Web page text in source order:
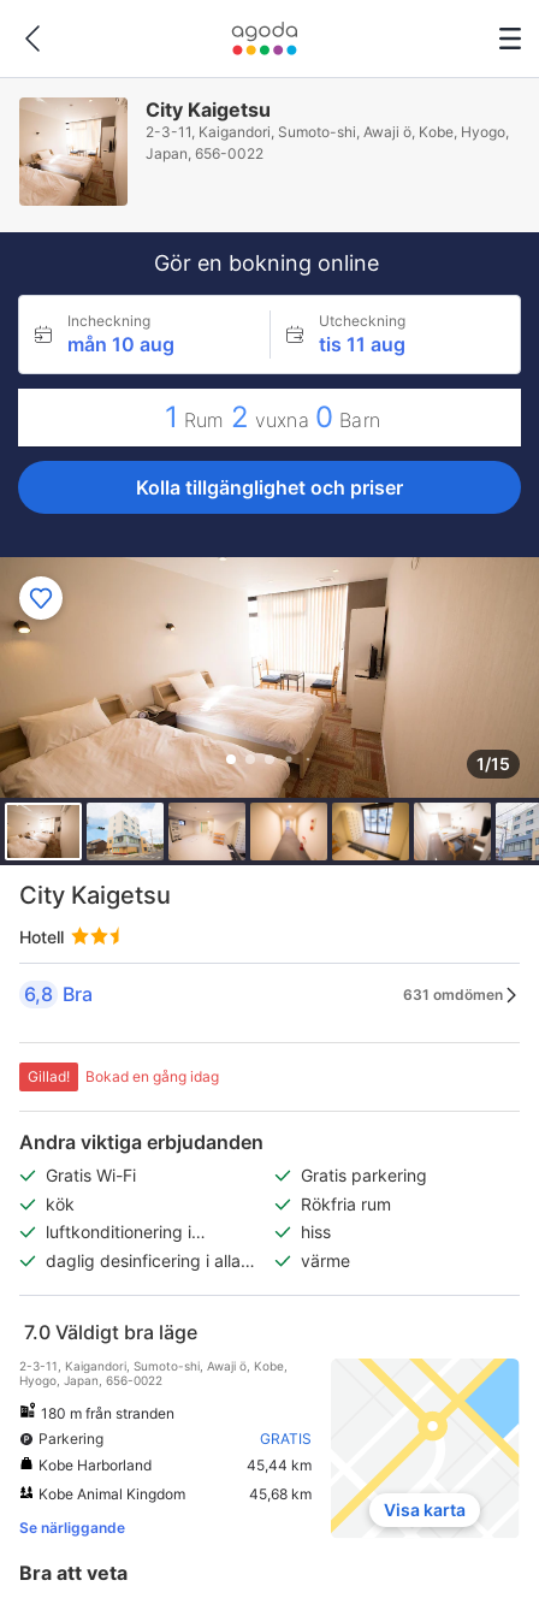
City Kaigetsu
2-3-11, Kaigandori, Sumoto-shi, Awaji ö, Kobe, Hyogo,
Japan, 656-0022
Gör en bokning online
Incheckning
mån 10 aug
Utcheckning
tis 11 aug
1 Rum 2 vuxna 0 Barn
Kolla tillgänglighet och priser
1/15
City Kaigetsu
Hotell
6,8 Bra 631 omdömen
Gillad! Bokad en gång idag
Andra viktiga erbjudanden
Gratis Wi-Fi
Gratis parkering
kök
Rökfria rum
luftkonditionering i
allmänna utrymmen
hiss
daglig desinficering i alla
värme
7.0 Väldigt bra läge
2-3-11, Kaigandori, Sumoto-shi, Awaji ö, Kobe,
Hyogo, Japan, 656-0022
180 m från stranden
Parkering
GRATIS
Kobe Harborland
45,44 km
Kobe Animal Kingdom
45,68 km
Se närliggande
Visa karta
Bra att veta